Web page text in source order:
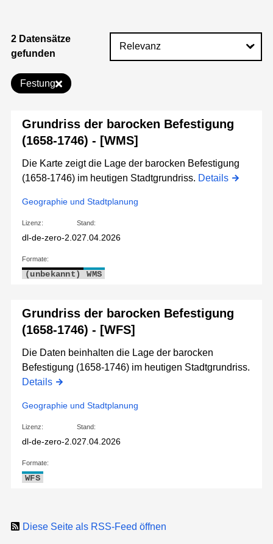
2 Datensätze
gefunden
Festung
Grundriss der barocken Befestigung
(1658-1746) - [WMS]
Die Karte zeigt die Lage der barocken Befestigung
(1658-1746) im heutigen Stadtgrundriss. Details
Geographie und Stadtplanung
Lizenz:
dl-de-zero-2.0
Stand:
27.04.2026
Formate:
(unbekannt) WMS
Grundriss der barocken Befestigung
(1658-1746) - [WFS]
Die Daten beinhalten die Lage der barocken
Befestigung (1658-1746) im heutigen Stadtgrundriss.
Details
Geographie und Stadtplanung
Lizenz:
dl-de-zero-2.0
Stand:
27.04.2026
Formate:
WFS
Diese Seite als RSS-Feed öffnen